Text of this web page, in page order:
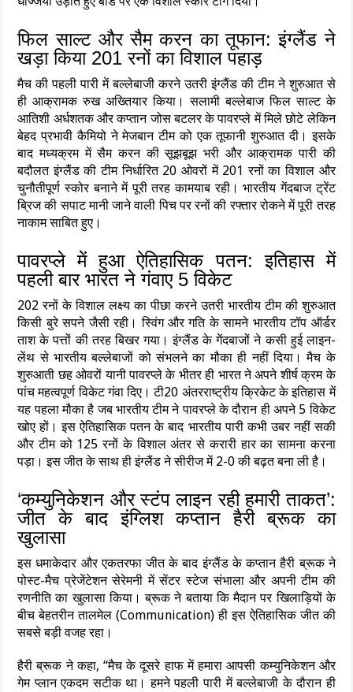
फिल साल्ट और सैम करन का तूफान: इंग्लैंड ने
खड़ा किया 201 रनों का विशाल पहाड़
मैच की पहली पारी में बल्लेबाजी करने उतरी इंग्लैंड की टीम ने शुरुआत से
ही आक्रामक रुख अख्तियार किया। सलामी बल्लेबाज फिल साल्ट के
आतिशी अर्धशतक और कप्तान जोस बटलर के पावरप्ले में मिले छोटे लेकिन
बेहद प्रभावी कैमियो ने मेजबान टीम को एक तूफानी शुरुआत दी। इसके
बाद मध्यक्रम में सैम करन की सूझबूझ भरी और आक्रामक पारी की
बदौलत इंग्लैंड की टीम निर्धारित 20 ओवरों में 201 रनों का विशाल और
चुनौतीपूर्ण स्कोर बनाने में पूरी तरह कामयाब रही। भारतीय गेंदबाज ट्रेंट
ब्रिज की सपाट मानी जाने वाली पिच पर रनों की रफ्तार रोकने में पूरी तरह
नाकाम साबित हुए।
पावरप्ले में हुआ ऐतिहासिक पतन: इतिहास में
पहली बार भारत ने गंवाए 5 विकेट
202 रनों के विशाल लक्ष्य का पीछा करने उतरी भारतीय टीम की शुरुआत
किसी बुरे सपने जैसी रही। स्विंग और गति के सामने भारतीय टॉप ऑर्डर
ताश के पत्तों की तरह बिखर गया। इंग्लैंड के गेंदबाजों ने कसी हुई लाइन-
लेंथ से भारतीय बल्लेबाजों को संभलने का मौका ही नहीं दिया। मैच के
शुरुआती छह ओवरों यानी पावरप्ले के भीतर ही भारत ने अपने शीर्ष क्रम के
पांच महत्वपूर्ण विकेट गंवा दिए। टी20 अंतरराष्ट्रीय क्रिकेट के इतिहास में
यह पहला मौका है जब भारतीय टीम ने पावरप्ले के दौरान ही अपने 5 विकेट
खोए हों। इस ऐतिहासिक पतन के बाद भारतीय पारी कभी उबर नहीं सकी
और टीम को 125 रनों के विशाल अंतर से करारी हार का सामना करना
पड़ा। इस जीत के साथ ही इंग्लैंड ने सीरीज में 2-0 की बढ़त बना ली है।
‘कम्युनिकेशन और स्टंप लाइन रही हमारी ताकत’:
जीत के बाद इंग्लिश कप्तान हैरी ब्रूक का
खुलासा
इस धमाकेदार और एकतरफा जीत के बाद इंग्लैंड के कप्तान हैरी ब्रूक ने
पोस्ट-मैच प्रेजेंटेशन सेरेमनी में सेंटर स्टेज संभाला और अपनी टीम की
रणनीति का खुलासा किया। ब्रूक ने बताया कि मैदान पर खिलाड़ियों के
बीच बेहतरीन तालमेल (Communication) ही इस ऐतिहासिक जीत की
सबसे बड़ी वजह रहा।
हैरी ब्रूक ने कहा, “मैच के दूसरे हाफ में हमारा आपसी कम्युनिकेशन और
गेम प्लान एकदम सटीक था। हमने पहली पारी में बल्लेबाजी के दौरान ही